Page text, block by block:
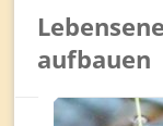
aufbauen